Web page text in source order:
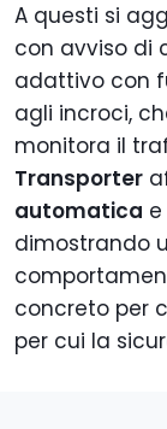
A questi si
con avviso di
adattivo con
agli incroci,
monitora il
Transporter
automatica
dimostrando
concreto per
per cui la